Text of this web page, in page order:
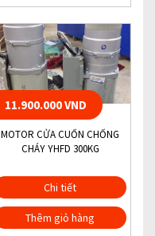
11.900.000 VND
MOTOR CỬA CUỐN CHỐNG
CHÁY YHFD 300KG
Chi tiết
Thêm giỏ hàng